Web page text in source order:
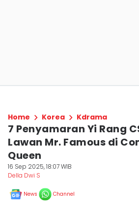
Home Korea Kdrama
7 Penyamaran Yi Rang
Lawan Mr. Famous di
Queen
16 Sep 2025, 18:07 WIB
Della Dwi S
News Channel